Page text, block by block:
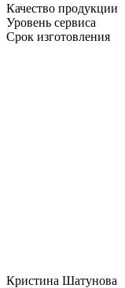
Качество продукции
Уровень сервиса
Срок изготовления
Кристина Шатунова